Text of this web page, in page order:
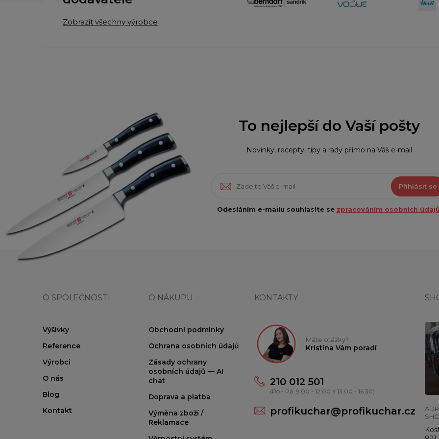
Zobrazit všechny výrobce
To nejlepší do Vaší pošty
Novinky, recepty, tipy a rady přímo na Váš e-mail
Přihlásit se
Odesláním e-mailu souhlasíte se zpracováním osobních
O SPOLEČNOSTI
Výšivky
Reference
Výrobci
O nás
Blog
Kontakt
O NÁKUPU
Obchodní podmínky
Ochrana osobních údajů
Zásady ochrany
osobních údajů — AI
chat
Doprava a platba
Výměna zboží /
Reklamace
KONTAKTY
Máte otázky?
Kristína Vám poradí
210 012 501
(Po - Pá: 9:00 - 12:00 a 13:00 - 16:30)
profikuchar@profikuchar.cz